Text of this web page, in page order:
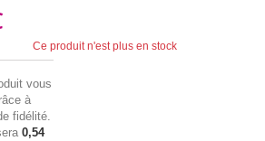
Ce produit n'est plus en stock
vous
à
fidélité.
0,54